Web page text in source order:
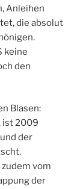
Anleihen
die absolut
keine
den
Blasen:
ist 2009
der
vom
der